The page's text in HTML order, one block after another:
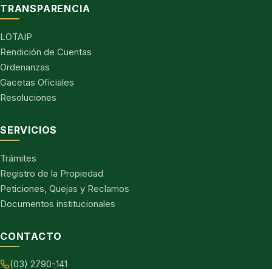
TRANSPARENCIA
LOTAIP
Rendición de Cuentas
Ordenanzas
Gacetas Oficiales
Resoluciones
SERVICIOS
Trámites
Registro de la Propiedad
Peticiones, Quejas y Reclamos
Documentos institucionales
CONTACTO
(03) 2790-141